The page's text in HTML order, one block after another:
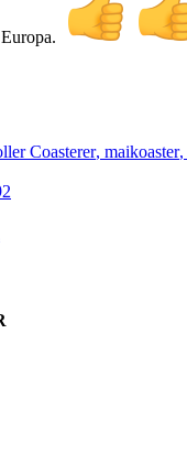
Coasterer, maikoaster,